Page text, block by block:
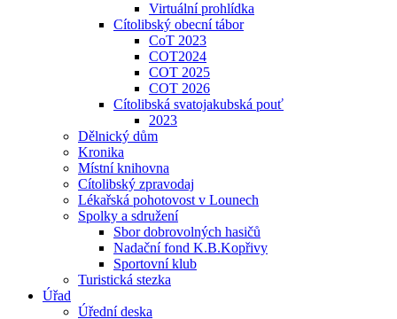
Virtuální prohlídka
Cítolibský obecní tábor
CoT 2023
COT2024
COT 2025
COT 2026
Cítolibská svatojakubská pouť
2023
Dělnický dům
Kronika
Místní knihovna
Cítolibský zpravodaj
Lékařská pohotovost v Lounech
Spolky a sdružení
Sbor dobrovolných hasičů
Nadační fond K.B.Kopřivy
Sportovní klub
Turistická stezka
Úřad
Úřední deska